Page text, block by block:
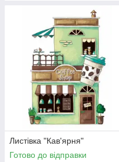
Листівка "Кав'ярня"
Готово до відправки